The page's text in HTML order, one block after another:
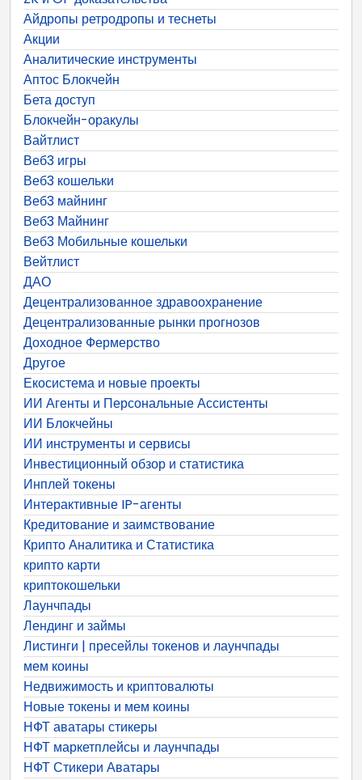
Айдропы ретродропы и теснеты
Акции
Аналитические инструменты
Аптос Блокчейн
Бета доступ
Блокчейн-оракулы
Вайтлист
Веб3 игры
Веб3 кошельки
Веб3 майнинг
Веб3 Майнинг
Веб3 Мобильные кошельки
Вейтлист
ДАО
Децентрализованное здравоохранение
Децентрализованные рынки прогнозов
Доходное Фермерство
Другое
Екосистема и новые проекты
ИИ Агенты и Персональные Ассистенты
ИИ Блокчейны
ИИ инструменты и сервисы
Инвестиционный обзор и статистика
Инплей токены
Интерактивные IP-агенты
Кредитование и заимствование
Крипто Аналитика и Статистика
крипто карти
криптокошельки
Лаунчпады
Лендинг и займы
Листинги | пресейлы токенов и лаунчпады
мем коины
Недвижимость и криптовалюты
Новые токены и мем коины
НФТ аватары стикеры
НФТ маркетплейсы и лаунчпады
НФТ Стикери Аватары